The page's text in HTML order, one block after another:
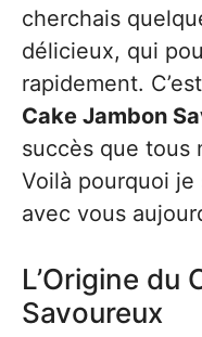
cherchais
délicieux, qui
rapidement.
Cake Jambon
succès que tous
Voilà pourquoi
avec vous
L’Origine du
Savoureux